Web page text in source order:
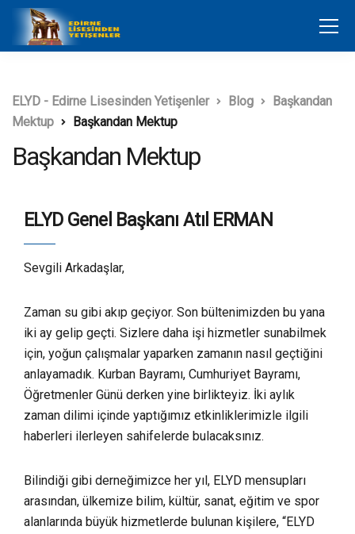
ELYD - Edirne Lisesinden Yetişenler Blog
Başkandan
Mektup
Başkandan Mektup
Başkandan Mektup
ELYD Genel Başkanı Atıl ERMAN
Sevgili Arkadaşlar,
Zaman su gibi akıp geçiyor. Son bültenimizden bu yana
iki ay gelip geçti. Sizlere daha işi hizmetler sunabilmek
için, yoğun çalışmalar yaparken zamanın nasıl geçtiğini
anlayamadık. Kurban Bayramı, Cumhuriyet Bayramı,
Öğretmenler Günü derken yine birlikteyiz. İki aylık
zaman dilimi içinde yaptığımız etkinliklerimizle ilgili
haberleri ilerleyen sahifelerde bulacaksınız.
Bilindiği gibi derneğimizce her yıl, ELYD mensupları
arasından, ülkemize bilim, kültür, sanat, eğitim ve spor
alanlarında büyük hizmetlerde bulunan kişilere, “ELYD